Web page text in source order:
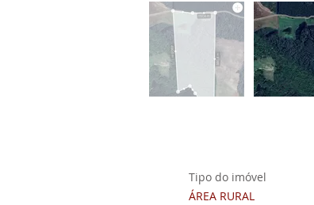
Tipo do imóvel
ÁREA RURAL